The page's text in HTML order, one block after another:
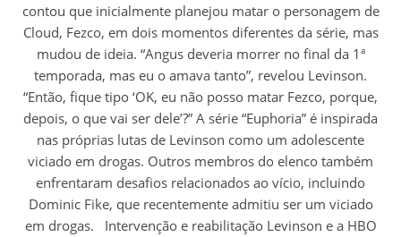
contou que inicialmente planejou matar o personagem de
Cloud, Fezco, em dois momentos diferentes da série, mas
mudou de ideia. “Angus deveria morrer no final da 1ª
temporada, mas eu o amava tanto”, revelou Levinson.
“Então, fique tipo ‘OK, eu não posso matar Fezco, porque,
depois, o que vai ser dele’?” A série “Euphoria” é inspirada
nas próprias lutas de Levinson como um adolescente
viciado em drogas. Outros membros do elenco também
enfrentaram desafios relacionados ao vício, incluindo
Dominic Fike, que recentemente admitiu ser um viciado
em drogas. Intervenção e reabilitação Levinson e a HBO